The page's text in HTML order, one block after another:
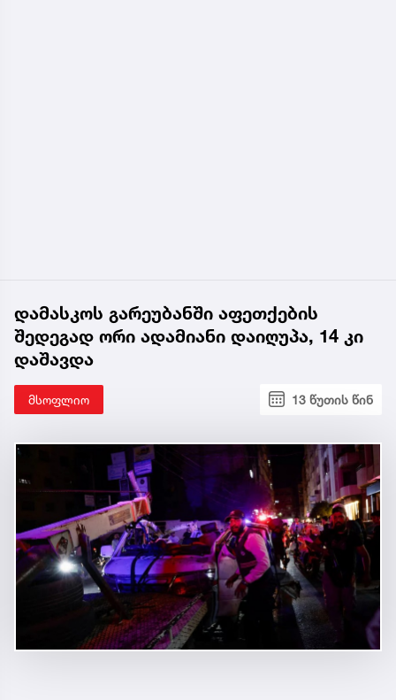
დამასკოს გარეუბანში აფეთქების
შედეგად ორი ადამიანი დაიღუპა, 14 კი
დაშავდა
მსოფლიო 13 წუთის წინ